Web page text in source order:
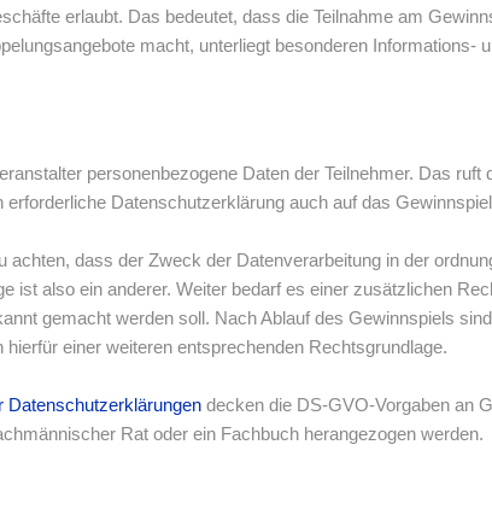
erlaubt. Das bedeutet, dass die Teilnahme am
macht, unterliegt besonderen Informations-
personenbezogene Daten der Teilnehmer. Das
Datenschutzerklärung auch auf das
dass der Zweck der Datenverarbeitung in der
ist also ein anderer. Weiter bedarf es einer zusätzlichen
gemacht werden soll. Nach Ablauf des Gewinnspiels
einer weiteren entsprechenden Rechtsgrundlage.
Datenschutzerklärungen decken die DS-GVO-Vorgaben an
Rat oder ein Fachbuch herangezogen werden.